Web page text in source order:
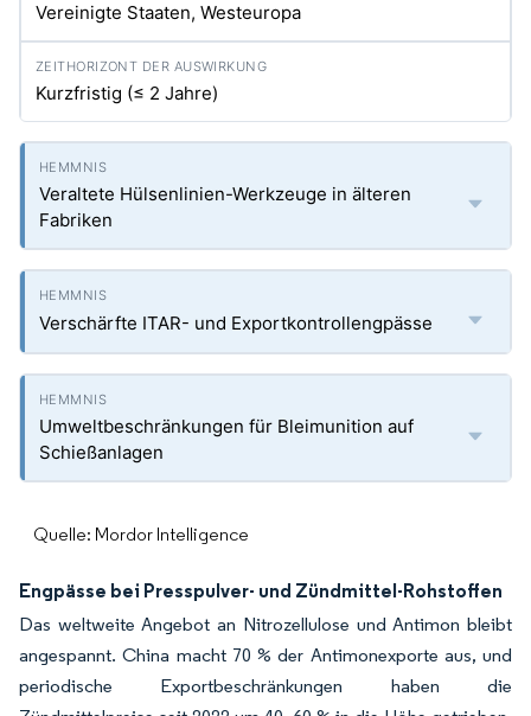
Vereinigte Staaten, Westeuropa
Kurzfristig (≤ 2 Jahre)
Veraltete Hülsenlinien-Werkzeuge in älteren
Fabriken
Verschärfte ITAR- und Exportkontrollengpässe
Umweltbeschränkungen für Bleimunition auf
Schießanlagen
Quelle: Mordor Intelligence
Engpässe bei Presspulver- und Zündmittel-Rohstoffen
Das weltweite Angebot an Nitrozellulose und Antimon bleibt
angespannt. China macht 70 % der Antimonexporte aus, und
periodische Exportbeschränkungen haben die